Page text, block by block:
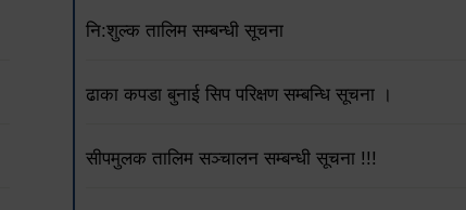
नि:शुल्क तालिम सम्बन्धी सूचना
ढाका कपडा बुनाई सिप परिक्षण सम्बन्धि सूचना ।
सीपमुलक तालिम सञ्चालन सम्बन्धी सूचना !!!